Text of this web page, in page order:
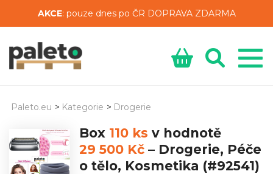
AKCE: pouze dnes po ČR DOPRAVA ZDARMA
Paleto.eu > Kategorie > Drogerie
Box 110 ks v hodnotě
29 500 Kč – Drogerie, Péče
o tělo, Kosmetika (#92541)